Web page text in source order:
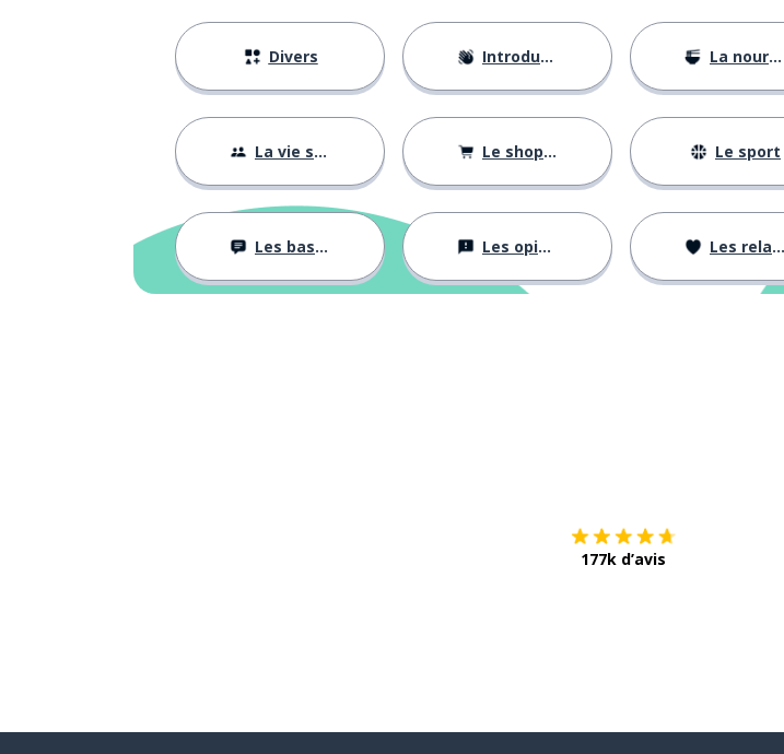
Divers Introductions La nourriture
La vie sociale Le shopping Le sport
Les bases Les opinions Les relations
177k d’avis